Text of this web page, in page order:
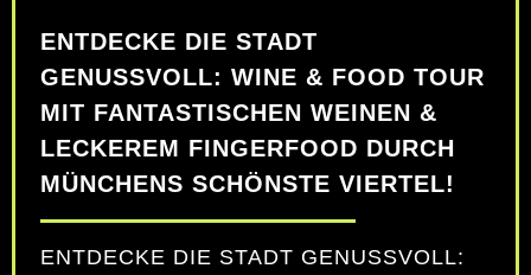
ENTDECKE DIE STADT
GENUSSVOLL: WINE & FOOD TOUR
MIT FANTASTISCHEN WEINEN &
LECKEREM FINGERFOOD DURCH
MÜNCHENS SCHÖNSTE VIERTEL!
ENTDECKE DIE STADT GENUSSVOLL: